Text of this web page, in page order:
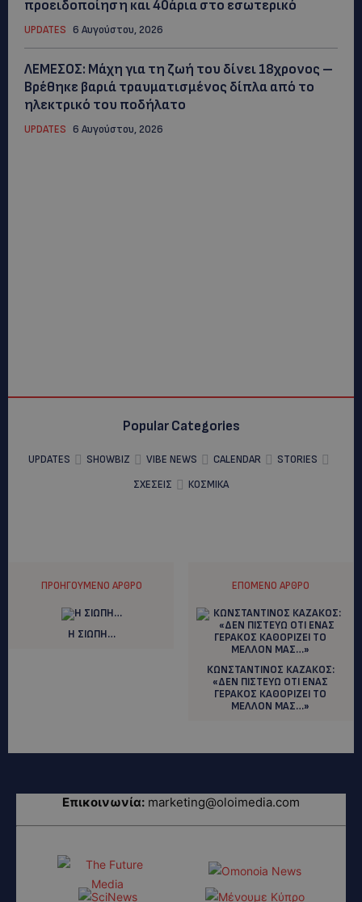
προειδοποίηση και 40άρια στο εσωτερικό
UPDATES 6 Αυγούστου, 2026
ΛΕΜΕΣΟΣ: Μάχη για τη ζωή του δίνει 18χρονος –
Βρέθηκε βαριά τραυματισμένος δίπλα από το
ηλεκτρικό του ποδήλατο
UPDATES 6 Αυγούστου, 2026
Popular Categories
UPDATES SHOWBIZ VIBE NEWS CALENDAR
STORIES
ΣΧΕΣΕΙΣ
ΚΟΣΜΙΚΑ
ΠΡΟΗΓΟΎΜΕΝΟ ΆΡΘΡΟ
Η ΣΙΩΠΗ…
ΕΠΌΜΕΝΟ ΆΡΘΡΟ
ΚΩΝΣΤΑΝΤΙΝΟΣ ΚΑΖΑΚΟΣ:
«ΔΕΝ ΠΙΣΤΕΥΩ ΟΤΙ ΕΝΑΣ
ΓΕΡΑΚΟΣ ΚΑΘΟΡΙΖΕΙ ΤΟ
ΜΕΛΛΟΝ ΜΑΣ…»
Επικοινωνία: marketing@oloimedia.com